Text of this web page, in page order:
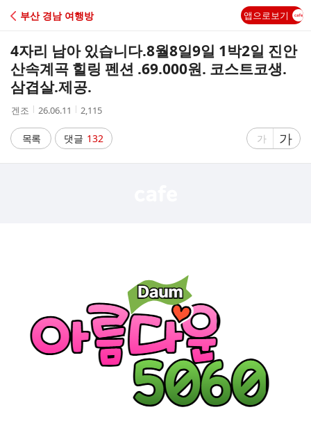
C
A
부산 경남 여행방 앱으로보기
4자리 남아 있습니다.8월8일9일 1박2일 진안
산속계곡 힐링 펜션 .69.000원. 코스트코생.
삼겹살.제공.
작
자
겐조
작
시
간
26.06.11
조
수
2,115
목록 댓글 132
글
가
글
자
가